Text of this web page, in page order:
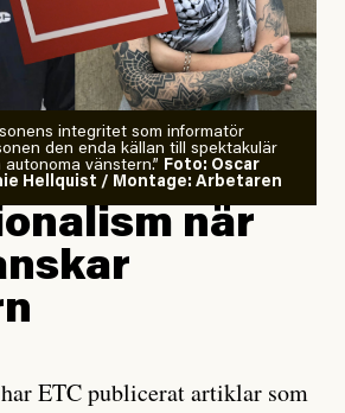
integritet som informatör
den enda källan till spektakulär
vänstern.” Foto: Oscar
Hellquist / Montage: Arbetaren
när
ETC publicerat artiklar som